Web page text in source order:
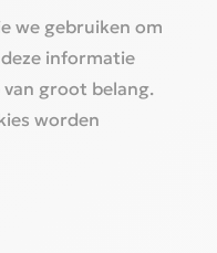
we gebruiken om
informatie
groot belang.
worden